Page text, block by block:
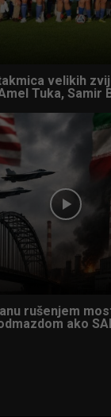
velikih
Tuka, Samir
rušenjem
ako